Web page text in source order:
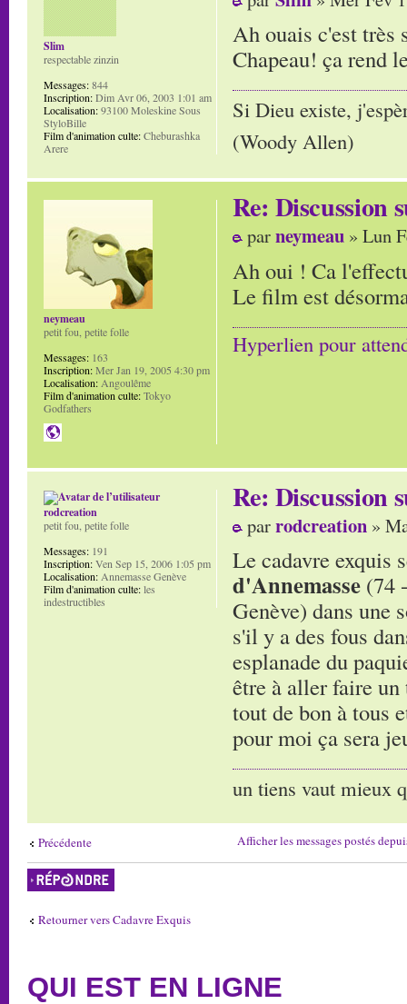
Ah ouais c'est très
Chapeau! ça rend
Si Dieu existe,
(Woody Allen)
Slim
respectable zinzin
Messages:844
Inscription:Dim Avr 06, 2003 1:01 am
Localisation:93100 Moleskine Sous
StyloBille
Film d'animation culte:Cheburashka
Arere
Re: Discussion
parneymeau » Lun
Ah oui ! Ca
Le film est
Hyperlien pour
neymeau
petit fou, petite folle
Messages: 163
Inscription:Mer Jan 19, 2005 4:30 pm
Localisation: Angoulême
Film d'animation culte:Tokyo
Godfathers
Re: Discussion
parrodcreation »
Le cadavre exquis
d'Annemasse (74
Genève) dans une
s'il y a des fous
esplanade du
être à aller faire
tout de bon à tous
pour moi ça sera
un tiens vaut mieux
rodcreation
petit fou, petite folle
Messages: 191
Inscription:Ven Sep 15, 2006 1:05 pm
Localisation: Annemasse Genève
Film d'animation culte:les
indestructibles
Précédente Afficher les messages postés
Répondre
Retourner vers Cadavre Exquis
QUI EST EN LIGNE